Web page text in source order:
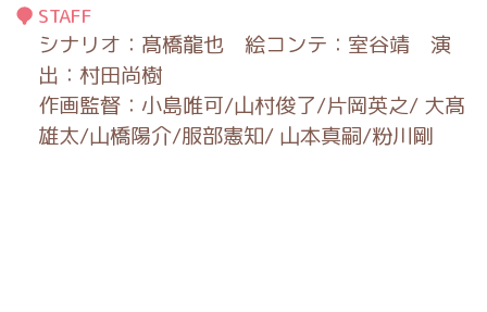
STAFF
シナリオ：髙橋龍也 絵コンテ：室谷靖 演
出：村田尚樹
作画監督：小島唯可/山村俊了/片岡英之/ 大髙
雄太/山橋陽介/服部憲知/ 山本真嗣/粉川剛